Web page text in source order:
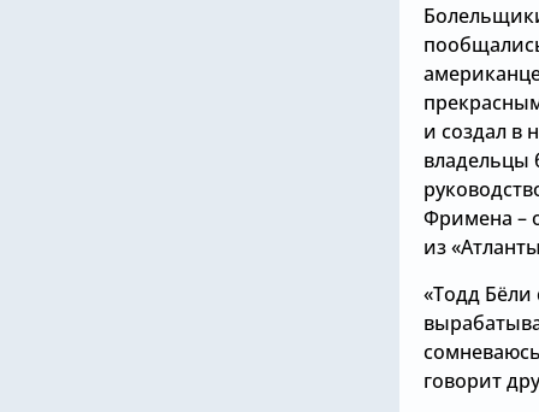
и создал в
владельцы
Фримена –
из
«Тодд Бёли
говорит